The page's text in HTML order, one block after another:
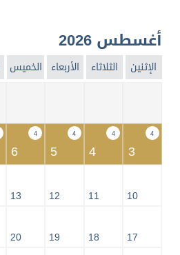
أغسطس 2026
الإثنين الثلاثاء الأربعاء الخميس
3
4
4
4
5
4
6
4
10
11
12
13
17
18
19
20